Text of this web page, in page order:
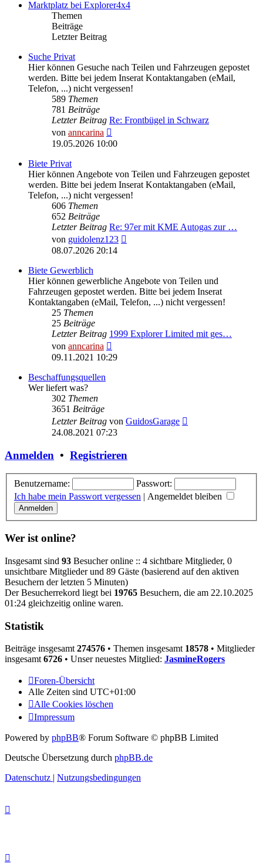
Marktplatz bei Explorer4x4
Themen
Beiträge
Letzter Beitrag
Suche Privat
Hier können Gesuche nach Teilen und Fahrzeugen gepostet
werden. Bitte bei jedem Inserat Kontaktangaben (eMail,
Telefon, ...) nicht vergessen!
589 Themen
781 Beiträge
Letzter Beitrag Re: Frontbügel in Schwarz
von anncarina
Beitrag
19.05.2026 10:00
Biete Privat
Hier können Angebote von Teilen und Fahrzeugen gepostet
werden. Bitte bei jedem Inserat Kontaktangaben (eMail,
Telefon, ...) nicht vergessen!
606 Themen
652 Beiträge
Letzter Beitrag Re: 97er mit KME Autogas zur …
von guidolenz123
08.07.2026 20:14
Biete Gewerblich
Hier können gewerbliche Angebote von Teilen und
Fahrzeugen gepostet werden. Bitte bei jedem Inserat
Kontaktangaben (eMail, Telefon, ...) nicht vergessen!
25 Themen
25 Beiträge
Letzter Beitrag 1999 Explorer Limited mit ges…
von anncarina
Beitrag
09.11.2021 10:29
Beschaffungsquellen
Wer liefert was?
302 Themen
3651 Beiträge
Letzter Beitrag von GuidosGarage
24.08.2021 07:23
Anmelden • Registrieren
Benutzername:
Passwort:
Ich habe mein Passwort vergessen | Angemeldet bleiben
Wer ist online?
Insgesamt sind 93 Besucher online :: 4 sichtbare Mitglieder, 0
unsichtbare Mitglieder und 89 Gäste (basierend auf den aktiven
Besuchern der letzten 5 Minuten)
Der Besucherrekord liegt bei 19765 Besuchern, die am 22.10.2025
01:24 gleichzeitig online waren.
Statistik
Beiträge insgesamt 274576 • Themen insgesamt 18578 • Mitglieder
insgesamt 6726 • Unser neuestes Mitglied: JasmineRogers
Foren-Übersicht
Alle Zeiten sind UTC+01:00
Alle Cookies löschen
Impressum
Powered by phpBB® Forum Software © phpBB Limited
Deutsche Übersetzung durch phpBB.de
Datenschutz | Nutzungsbedingungen